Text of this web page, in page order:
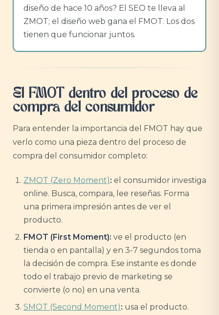
diseño de hace 10 años? El SEO te lleva al
ZMOT; el diseño web gana el FMOT. Los dos
tienen que funcionar juntos.
El FMOT dentro del proceso de
compra del consumidor
Para entender la importancia del FMOT hay que
verlo como una pieza dentro del proceso de
compra del consumidor completo:
ZMOT (Zero Moment): el consumidor investiga
online. Busca, compara, lee reseñas. Forma
una primera impresión antes de ver el
producto.
FMOT (First Moment): ve el producto (en
tienda o en pantalla) y en 3-7 segundos toma
la decisión de compra. Ese instante es donde
todo el trabajo previo de marketing se
convierte (o no) en una venta.
SMOT (Second Moment): usa el producto.